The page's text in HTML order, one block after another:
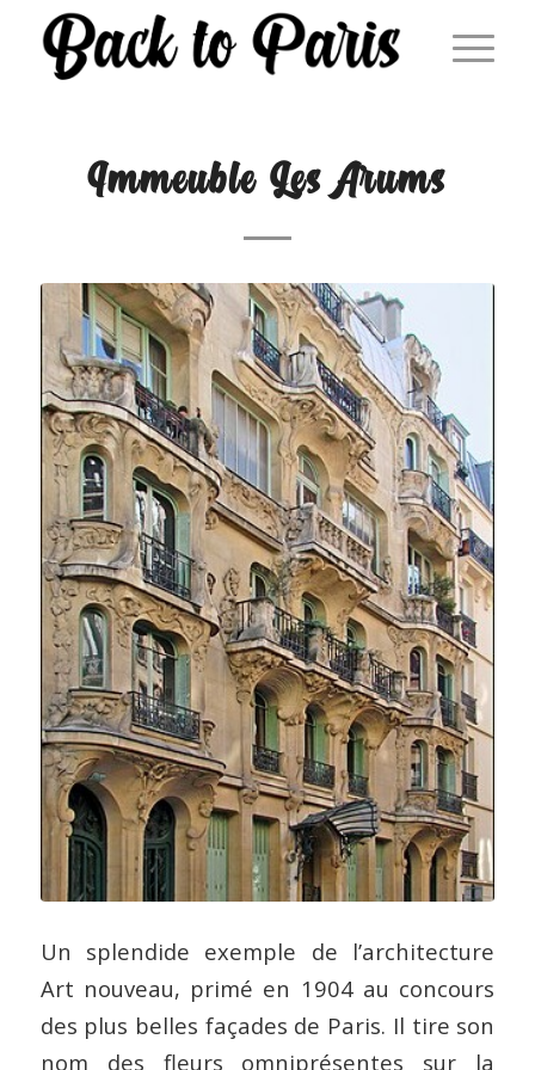
Immeuble Les Arums
Un splendide exemple de l’architecture
Art nouveau, primé en 1904 au concours
des plus belles façades de Paris. Il tire son
nom des fleurs omniprésentes sur la